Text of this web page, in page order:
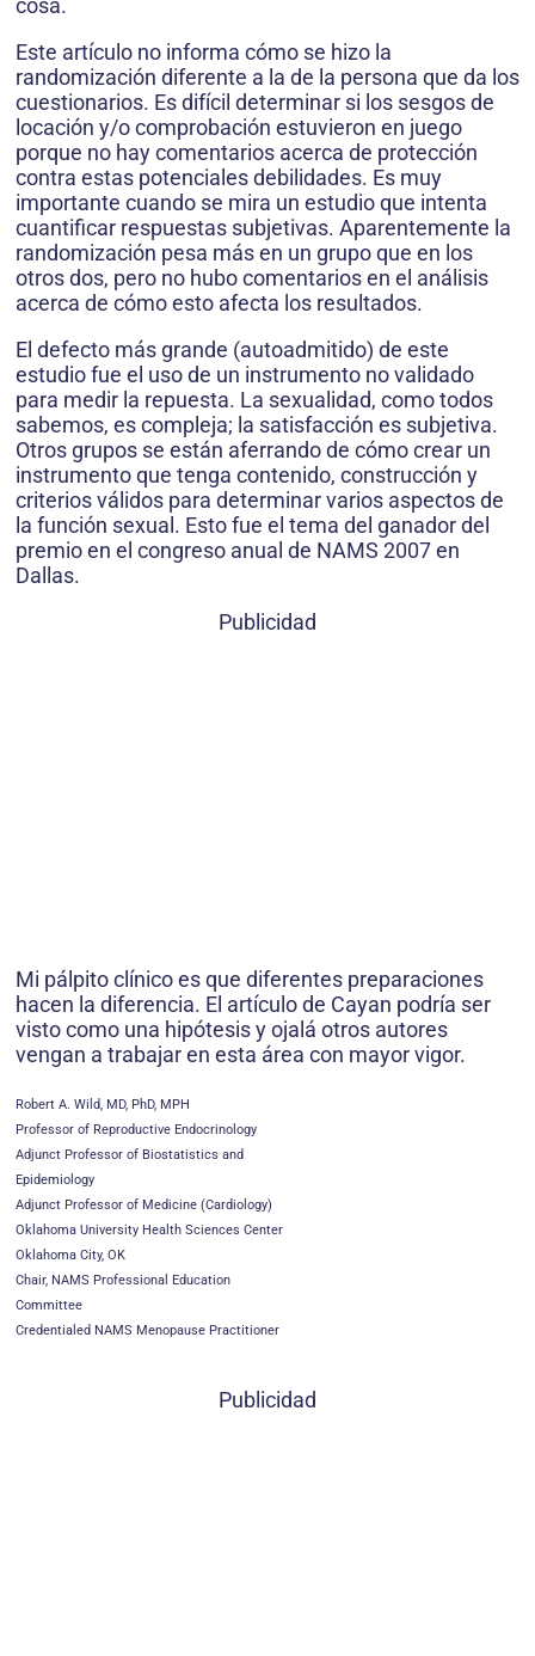
cosa.
Este artículo no informa cómo se hizo la
randomización diferente a la de la persona que da los
cuestionarios. Es difícil determinar si los sesgos de
locación y/o comprobación estuvieron en juego
porque no hay comentarios acerca de protección
contra estas potenciales debilidades. Es muy
importante cuando se mira un estudio que intenta
cuantificar respuestas subjetivas. Aparentemente la
randomización pesa más en un grupo que en los
otros dos, pero no hubo comentarios en el análisis
acerca de cómo esto afecta los resultados.
El defecto más grande (autoadmitido) de este
estudio fue el uso de un instrumento no validado
para medir la repuesta. La sexualidad, como todos
sabemos, es compleja; la satisfacción es subjetiva.
Otros grupos se están aferrando de cómo crear un
instrumento que tenga contenido, construcción y
criterios válidos para determinar varios aspectos de
la función sexual. Esto fue el tema del ganador del
premio en el congreso anual de NAMS 2007 en
Dallas.
Publicidad
Mi pálpito clínico es que diferentes preparaciones
hacen la diferencia. El artículo de Cayan podría ser
visto como una hipótesis y ojalá otros autores
vengan a trabajar en esta área con mayor vigor.
Robert A. Wild, MD, PhD, MPH
Professor of Reproductive Endocrinology
Adjunct Professor of Biostatistics and
Epidemiology
Adjunct Professor of Medicine (Cardiology)
Oklahoma University Health Sciences Center
Oklahoma City, OK
Chair, NAMS Professional Education
Committee
Credentialed NAMS Menopause Practitioner
Publicidad